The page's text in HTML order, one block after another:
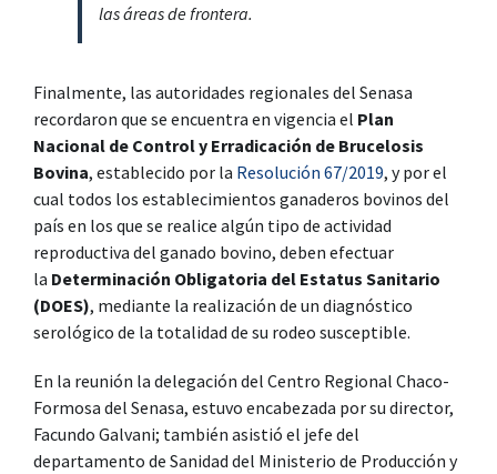
las áreas de frontera.
Finalmente, las autoridades regionales del Senasa
recordaron que se encuentra en vigencia el Plan
Nacional de Control y Erradicación de Brucelosis
Bovina, establecido por la Resolución 67/2019, y por el
cual todos los establecimientos ganaderos bovinos del
país en los que se realice algún tipo de actividad
reproductiva del ganado bovino, deben efectuar
la Determinación Obligatoria del Estatus Sanitario
(DOES), mediante la realización de un diagnóstico
serológico de la totalidad de su rodeo susceptible.
En la reunión la delegación del Centro Regional Chaco-
Formosa del Senasa, estuvo encabezada por su director,
Facundo Galvani; también asistió el jefe del
departamento de Sanidad del Ministerio de Producción y